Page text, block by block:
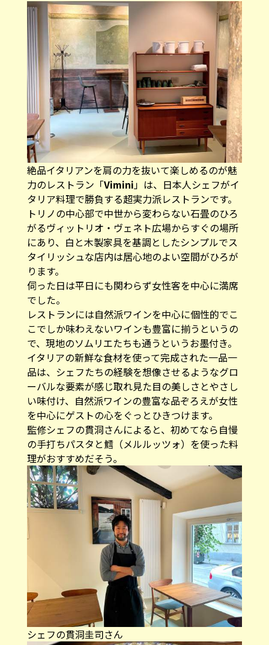
絶品イタリアンを肩の力を抜いて楽しめるのが魅
力のレストラン「Vimini 」は、日本人シェフがイ
タリア料理で勝負する超実力派レストランです。
トリノの中心部で中世から変わらない石畳のひろ
がるヴィットリオ・ヴェネト広場からすぐの場所
にあり、白と木製家具を基調としたシンプルでス
タイリッシュな店内は居心地のよい空間がひろが
ります。
伺った日は平日にも関わらず女性客を中心に満席
でした。
レストランには自然派ワインを中心に個性的でこ
こでしか味わえないワインも豊富に揃うというの
で、現地のソムリエたちも通うというお墨付き。
イタリアの新鮮な食材を使って完成された一品一
品は、シェフたちの経験を想像させるようなグロ
ーバルな要素が感じ取れ見た目の美しさとやさし
い味付け、自然派ワインの豊富な品ぞろえが女性
を中心にゲストの心をぐっとひきつけます。
監修シェフの貫洞さんによると、初めてなら自慢
の手打ちパスタと鱈（メルルッツォ）を使った料
理がおすすめだそう。
シェフの貫洞圭司さん